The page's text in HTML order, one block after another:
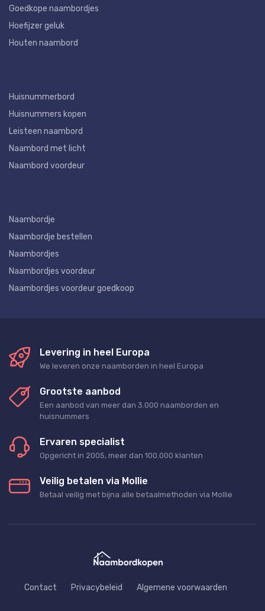
Goedkope naambordjes
Hoefijzer geluk
Houten naambord
Huisnummerbord
Huisnummers kopen
Leisteen naambord
Naambord met licht
Naambord voordeur
Naambordje
Naambordje bestellen
Naambordjes
Naambordjes voordeur
Naambordjes voordeur goedkoop
Levering in heel Europa
We leveren onze naamborden in heel Europa
Grootste aanbod
Een aanbod van meer dan 3.000 naamborden en
huisnummers
Ervaren specialist
Opgericht in 2005, meer dan 100.000 klanten
Veilig betalen via Mollie
Betaal veilig met bijna alle betaalmethoden via Mollie
Contact Privacybeleid Algemene voorwaarden